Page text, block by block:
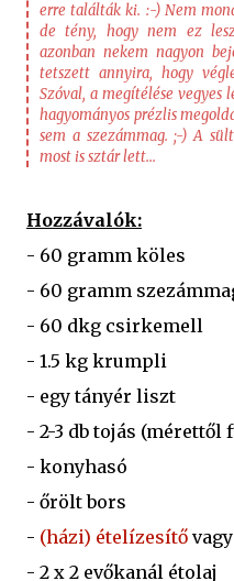
erre találták ki. :-) Nem
de tény, hogy nem ez
azonban nekem nagyon
tetszett annyira, hogy
Szóval, a megítélése vegyes
hagyományos prézlis
sem a szezámmag. ;-) A
most is sztár lett...
Hozzávalók:
- 60 gramm köles
- 60 gramm
- 60 dkg csirkemell
- 1.5 kg krumpli
- egy tányér liszt
- 2-3 db tojás (mérettől
- konyhasó
- őrölt bors
- (házi) ételízesítő
- 2 x 2 evőkanál étolaj